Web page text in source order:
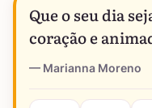
Que o seu dia
coração e
Marianna Moreno